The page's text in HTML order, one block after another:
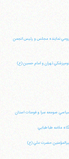
نماينده مجلس و رئيس انجمن
صومعه سرا و فومنات استان